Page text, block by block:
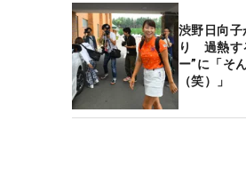
渋野日向子
り 過熱す
ー”に「そ
（笑）」